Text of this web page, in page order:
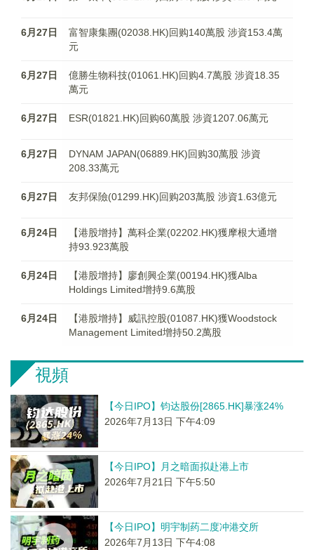
6月27日
富智康集團(02038.HK)回购140萬股 涉資153.4萬
元
6月27日
億勝生物科技(01061.HK)回购4.7萬股 涉資18.35
萬元
6月27日 ESR(01821.HK)回购60萬股 涉資1207.06萬元
6月27日
DYNAM JAPAN(06889.HK)回购30萬股 涉資
208.33萬元
6月27日 友邦保險(01299.HK)回购203萬股 涉資1.63億元
6月24日
【港股增持】萬科企業(02202.HK)獲摩根大通增
持93.923萬股
6月24日
【港股增持】廖創興企業(00194.HK)獲Alba
Holdings Limited增持9.6萬股
6月24日
【港股增持】威訊控股(01087.HK)獲Woodstock
Management Limited增持50.2萬股
視頻
【今日IPO】钧达股份[2865.HK]暴涨24%
2026年7月13日 下午4:09
【今日IPO】月之暗面拟赴港上市
2026年7月21日 下午5:50
【今日IPO】明宇制药二度冲港交所
2026年7月13日 下午4:08